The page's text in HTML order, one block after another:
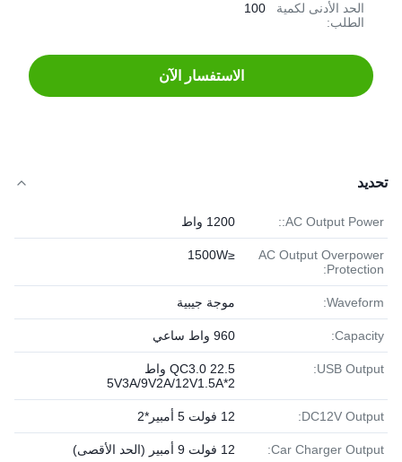
الحد الأدنى لكمية
الطلب:
100
الاستفسار الآن
تحديد
AC Output Power:: 1200 واط
AC Output Overpower
Protection:
≤1500W
Waveform: موجة جيبية
Capacity: 960 واط ساعي
USB Output:
QC3.0 22.5 واط
5V3A/9V2A/12V1.5A*2
DC12V Output: 12 فولت 5 أمبير*2
Car Charger Output: 12 فولت 9 أمبير (الحد الأقصى)